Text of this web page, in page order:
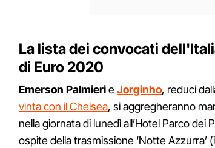
La lista dei convocati
di Euro 2020
Emerson PalmierieJorginho, reduci
vinta con il Chelsea, si aggregheranno
nella giornata di lunedì all’Hotel Parco dei
ospite della trasmissione ‘Notte Azzurra’